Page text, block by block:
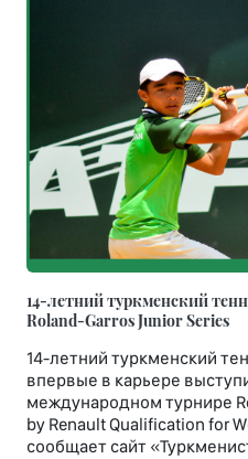
14-летний туркменский
Roland-Garros Junior Series
14-летний туркменский
впервые в карьере
международном турнире
by Renault Qualification for
сообщает сайт